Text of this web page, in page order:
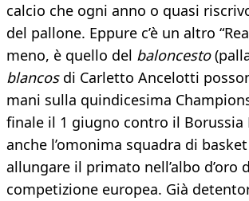
calcio che ogni anno o quasi
del pallone. Eppure c’è un altro
meno, è quello del baloncesto
blancosdi Carletto Ancelotti
mani sulla quindicesima
finale il 1 giugno contro il Borussia
anche l’omonima squadra di
allungare il primato nell’albo d’oro
competizione europea. Già